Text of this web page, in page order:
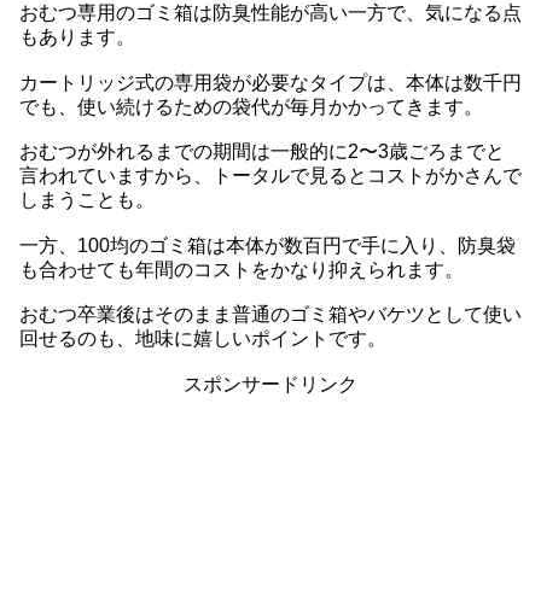
おむつ専用のゴミ箱は防臭性能が高い一方で、気になる点
もあります。
カートリッジ式の専用袋が必要なタイプは、本体は数千円
でも、使い続けるための袋代が毎月かかってきます。
おむつが外れるまでの期間は一般的に2〜3歳ごろまでと
言われていますから、トータルで見るとコストがかさんで
しまうことも。
一方、100均のゴミ箱は本体が数百円で手に入り、防臭袋
も合わせても年間のコストをかなり抑えられます。
おむつ卒業後はそのまま普通のゴミ箱やバケツとして使い
回せるのも、地味に嬉しいポイントです。
スポンサードリンク